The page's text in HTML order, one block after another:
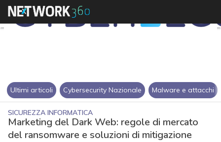
Ultimi articoli Cybersecurity Nazionale Malware e attacchi
SICUREZZA INFORMATICA
Marketing del Dark Web: regole di mercato
del ransomware e soluzioni di mitigazione